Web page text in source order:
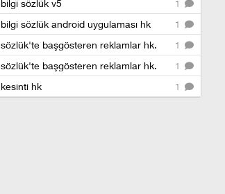
1
bilgi sözlük v5
1
bilgi sözlük android uygulaması hk
1
sözlük'te başgösteren reklamlar hk.
1
sözlük'te başgösteren reklamlar hk.
1
kesinti hk